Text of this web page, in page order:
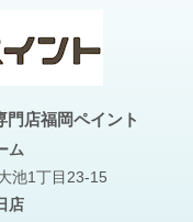
店福岡ペイント
ム
池1丁目23-15
店